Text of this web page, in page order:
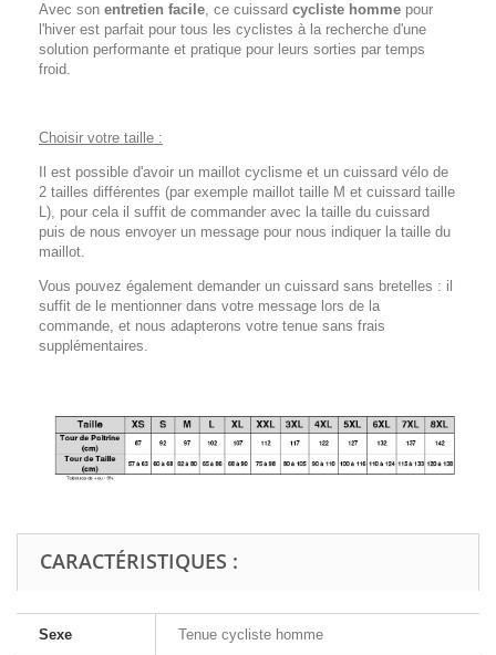
Avec son entretien facile, ce cuissard cycliste homme pour
l'hiver est parfait pour tous les cyclistes à la recherche d'une
solution performante et pratique pour leurs sorties par temps
froid.
Choisir votre taille :
Il est possible d'avoir un maillot cyclisme et un cuissard vélo de
2 tailles différentes (par exemple maillot taille M et cuissard taille
L), pour cela il suffit de commander avec la taille du cuissard
puis de nous envoyer un message pour nous indiquer la taille du
maillot.
Vous pouvez également demander un cuissard sans bretelles : il
suffit de le mentionner dans votre message lors de la
commande, et nous adapterons votre tenue sans frais
supplémentaires.
CARACTÉRISTIQUES :
Sexe Tenue cycliste homme